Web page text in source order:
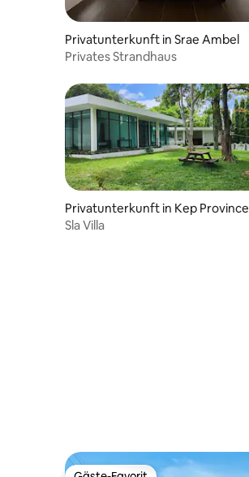
Privatunterkunft in Srae Ambel
Privates Strandhaus
Privatunterkunft in Kep Province
Sla Villa